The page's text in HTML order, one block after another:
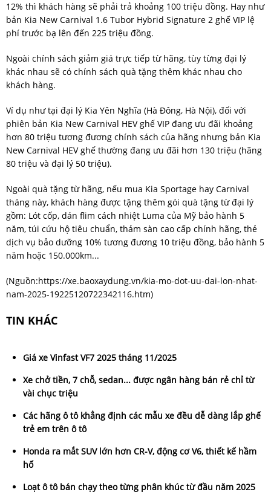
12% thì khách hàng sẽ phải trả khoảng 100 triệu đồng. Hay như
bản Kia New Carnival 1.6 Tubor Hybrid Signature 2 ghế VIP lệ
phí trước bạ lên đến 225 triệu đồng.
Ngoài chính sách giảm giá trực tiếp từ hãng, tùy từng đại lý
khác nhau sẽ có chính sách quà tặng thêm khác nhau cho
khách hàng.
Ví dụ như tại đại lý Kia Yên Nghĩa (Hà Đông, Hà Nội), đối với
phiên bản Kia New Carnival HEV ghế VIP đang ưu đãi khoảng
hơn 80 triệu tương đương chính sách của hãng nhưng bản Kia
New Carnival HEV ghế thường đang ưu đãi hơn 130 triệu (hãng
80 triệu và đại lý 50 triệu).
Ngoài quà tặng từ hãng, nếu mua Kia Sportage hay Carnival
tháng này, khách hàng được tặng thêm gói quà tặng từ đại lý
gồm: Lót cốp, dán flim cách nhiệt Luma của Mỹ bảo hành 5
năm, túi cứu hộ tiêu chuẩn, thảm sàn cao cấp chính hãng, thẻ
dịch vụ bảo dưỡng 10% tương đương 10 triệu đồng, bảo hành 5
năm hoặc 150.000km...
(Nguồn:https://xe.baoxaydung.vn/kia-mo-dot-uu-dai-lon-nhat-
nam-2025-19225120722342116.htm)
TIN KHÁC
Giá xe Vinfast VF7 2025 tháng 11/2025
Xe chở tiền, 7 chỗ, sedan... được ngân hàng bán rẻ chỉ từ
vài chục triệu
Các hãng ô tô khẳng định các mẫu xe đều dễ dàng lắp ghế
trẻ em trên ô tô
Honda ra mắt SUV lớn hơn CR-V, động cơ V6, thiết kế hầm
hố
Loạt ô tô bán chạy theo từng phân khúc từ đầu năm 2025